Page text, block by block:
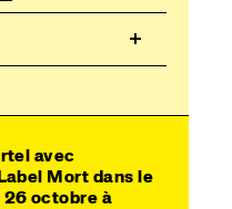
avec
Mort dans le
26 octobre à